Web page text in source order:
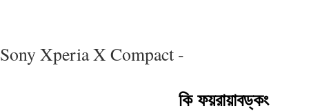
Sony Xperia X Compact -
কি ফয়রায়াবড্কং